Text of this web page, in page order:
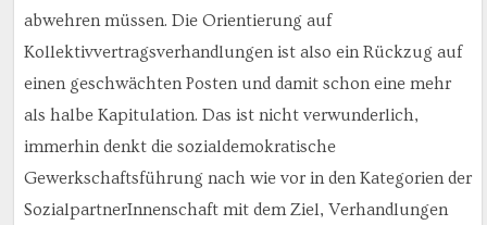
abwehren müssen. Die Orientierung auf
Kollektivvertragsverhandlungen ist also ein Rückzug auf
einen geschwächten Posten und damit schon eine mehr
als halbe Kapitulation. Das ist nicht verwunderlich,
immerhin denkt die sozialdemokratische
Gewerkschaftsführung nach wie vor in den Kategorien der
SozialpartnerInnenschaft mit dem Ziel, Verhandlungen